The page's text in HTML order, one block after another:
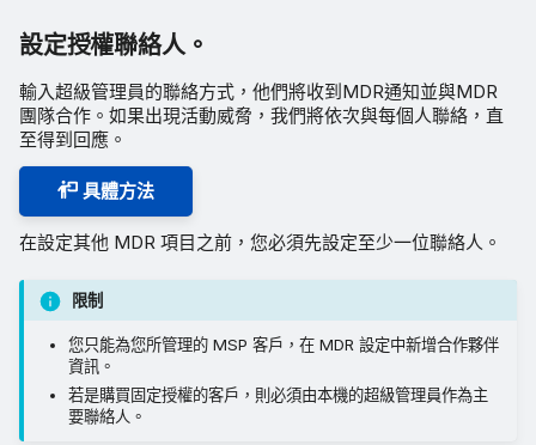
設定授權聯絡人。
輸入超級管理員的聯絡方式，他們將收到MDR通知並與MDR
團隊合作。如果出現活動威脅，我們將依次與每個人聯絡，直
至得到回應。
具體方法
在設定其他 MDR 項目之前，您必須先設定至少一位聯絡人。
限制
您只能為您所管理的 MSP 客戶，在 MDR 設定中新增合作夥伴
資訊。
若是購買固定授權的客戶，則必須由本機的超級管理員作為主
要聯絡人。